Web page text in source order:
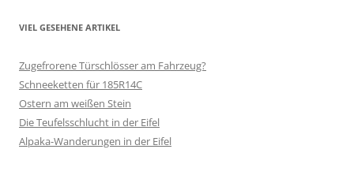
VIEL GESEHENE ARTIKEL
Zugefrorene Türschlösser am Fahrzeug?
Schneeketten für 185R14C
Ostern am weißen Stein
Die Teufelsschlucht in der Eifel
Alpaka-Wanderungen in der Eifel